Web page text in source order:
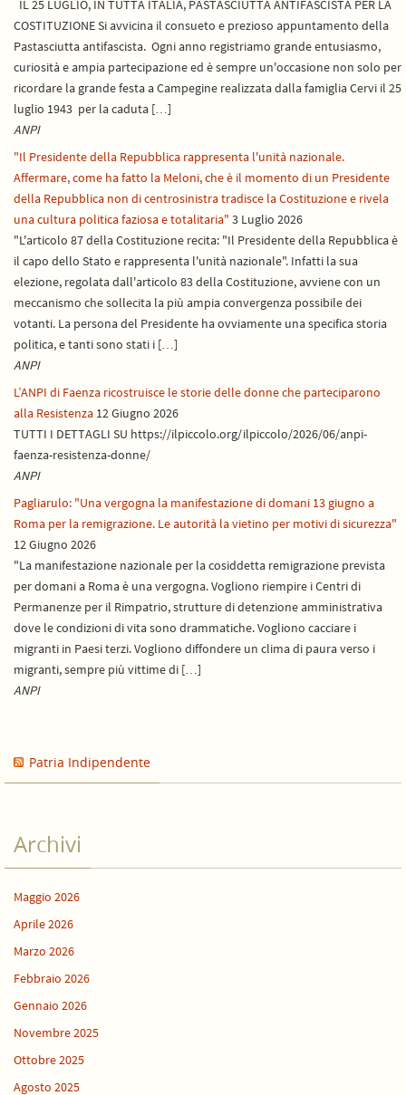
IL 25 LUGLIO, IN TUTTA ITALIA, PASTASCIUTTA ANTIFASCISTA PER LA
COSTITUZIONE Si avvicina il consueto e prezioso appuntamento della
Pastasciutta antifascista. Ogni anno registriamo grande entusiasmo,
curiosità e ampia partecipazione ed è sempre un'occasione non solo per
ricordare la grande festa a Campegine realizzata dalla famiglia Cervi il 25
luglio 1943 per la caduta […]
ANPI
"Il Presidente della Repubblica rappresenta l'unità nazionale.
Affermare, come ha fatto la Meloni, che è il momento di un Presidente
della Repubblica non di centrosinistra tradisce la Costituzione e rivela
una cultura politica faziosa e totalitaria" 3 Luglio 2026
"L'articolo 87 della Costituzione recita: "Il Presidente della Repubblica è
il capo dello Stato e rappresenta l'unità nazionale". Infatti la sua
elezione, regolata dall'articolo 83 della Costituzione, avviene con un
meccanismo che sollecita la più ampia convergenza possibile dei
votanti. La persona del Presidente ha ovviamente una specifica storia
politica, e tanti sono stati i […]
ANPI
L’ANPI di Faenza ricostruisce le storie delle donne che parteciparono
alla Resistenza 12 Giugno 2026
TUTTI I DETTAGLI SU https://ilpiccolo.org/ilpiccolo/2026/06/anpi-
faenza-resistenza-donne/
ANPI
Pagliarulo: "Una vergogna la manifestazione di domani 13 giugno a
Roma per la remigrazione. Le autorità la vietino per motivi di sicurezza"
12 Giugno 2026
"La manifestazione nazionale per la cosiddetta remigrazione prevista
per domani a Roma è una vergogna. Vogliono riempire i Centri di
Permanenze per il Rimpatrio, strutture di detenzione amministrativa
dove le condizioni di vita sono drammatiche. Vogliono cacciare i
migranti in Paesi terzi. Vogliono diffondere un clima di paura verso i
migranti, sempre più vittime di […]
ANPI
Patria Indipendente
Archivi
Maggio 2026
Aprile 2026
Marzo 2026
Febbraio 2026
Gennaio 2026
Novembre 2025
Ottobre 2025
Agosto 2025